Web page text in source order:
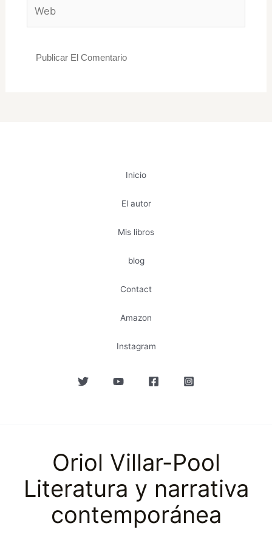
Inicio
El autor
Mis libros
blog
Contact
Amazon
Instagram
Oriol Villar-Pool
Literatura y narrativa
contemporánea